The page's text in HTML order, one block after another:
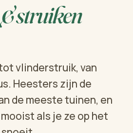
& struiken
vlinderstruik, van
Heesters zijn de
de meeste tuinen, en
als je ze op het